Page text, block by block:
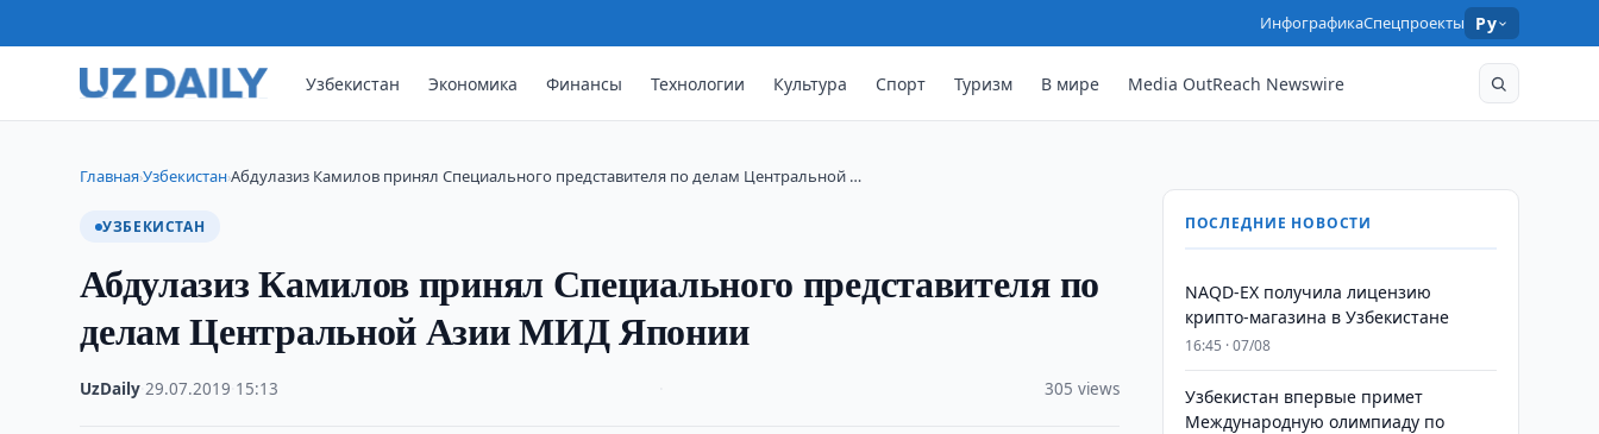
ИнфографикаСпецпроекты Ру
Узбекистан Экономика Финансы Технологии Культура Спорт Туризм В мире Media OutReach Newswire
Главная›Узбекистан›Абдулазиз Камилов принял Специального представителя по делам Центральной …
УЗБЕКИСТАН
Абдулазиз Камилов принял Специального представителя по
делам Центральной Азии МИД Японии
UzDaily ·29.07.2019 15:13 305 views
ПОСЛЕДНИЕ НОВОСТИ
NAQD-EX получила лицензию
крипто-магазина в Узбекистане
16:45 · 07/08
Узбекистан впервые примет
Международную олимпиаду по